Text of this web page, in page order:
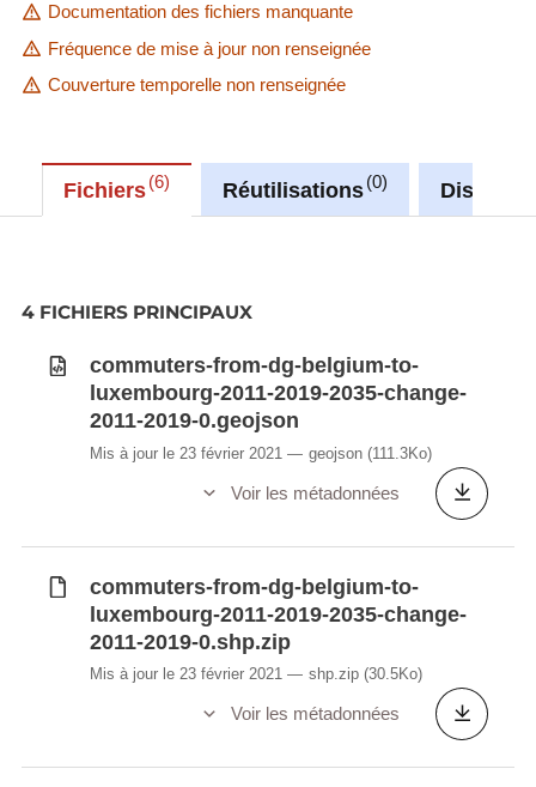
Documentation des fichiers manquante
Fréquence de mise à jour non renseignée
Couverture temporelle non renseignée
Fichiers 6 Réutilisations 0
4 FICHIERS PRINCIPAUX
commuters-from-dg-belgium-to-
luxembourg-2011-2019-2035-change-
2011-2019-0.geojson
Mis à jour le 23 février 2021 geojson (111.3Ko)
Voir les métadonnées
commuters-from-dg-belgium-to-
luxembourg-2011-2019-2035-change-
2011-2019-0.shp.zip
Mis à jour le 23 février 2021 shp.zip (30.5Ko)
Voir les métadonnées